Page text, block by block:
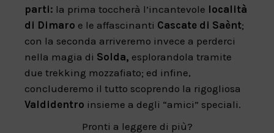
parti: la prima toccherà l’incantevole località
di Dimaro e le affascinanti Cascate di Saènt;
con la seconda arriveremo invece a perderci
nella magia di Solda, esplorandola tramite
due trekking mozzafiato; ed infine,
concluderemo il tutto scoprendo la rigogliosa
Valdidentro insieme a degli “amici” speciali.
Pronti a leggere di più?